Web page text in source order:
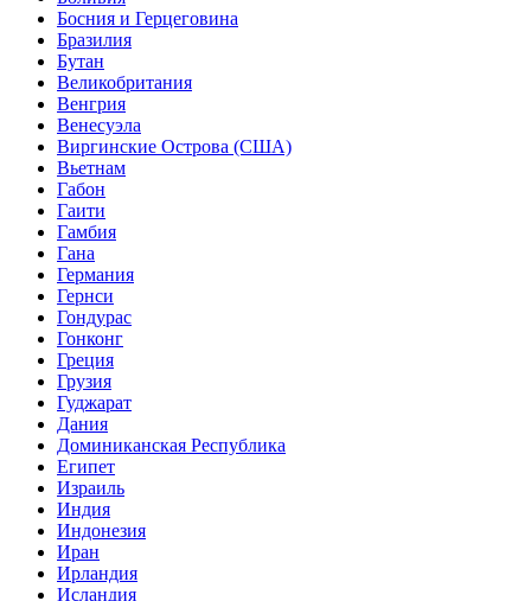
Босния и Герцеговина
Бразилия
Бутан
Великобритания
Венгрия
Венесуэла
Виргинские Острова (США)
Вьетнам
Габон
Гаити
Гамбия
Гана
Германия
Гернси
Гондурас
Гонконг
Греция
Грузия
Гуджарат
Дания
Доминиканская Республика
Египет
Израиль
Индия
Индонезия
Иран
Ирландия
Исландия